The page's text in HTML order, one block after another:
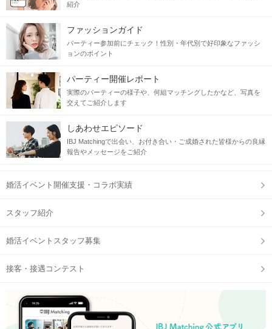
紹介
ファッションガイド
パーティー参加前にチェック！性別・年代別で好印象なファッシ
ョンのポイント
パーティー開催レポート
実際のパーティーの様子や、何組マッチングしたかなど、写真を
交えてご紹介します
しあわせエピソード
IBJ Matchingで出会い、お付き合い・ご成婚された皆様からの良縁
報告やメッセージをご紹介
婚活イベント開催支援・コラボ実績
スタッフ紹介
婚活イベントスタッフ募集
接客・接遇コンテスト